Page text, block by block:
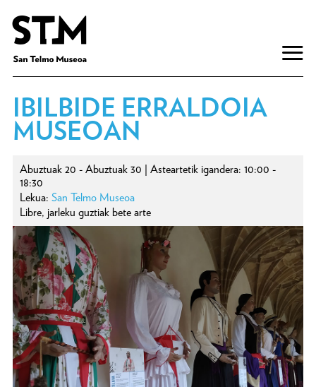
IBILBIDE ERRALDOIA
MUSEOAN
Abuztuak 20 - Abuztuak 30 | Asteartetik igandera: 10:00 -
18:30
Lekua: San Telmo Museoa
Libre, jarleku guztiak bete arte